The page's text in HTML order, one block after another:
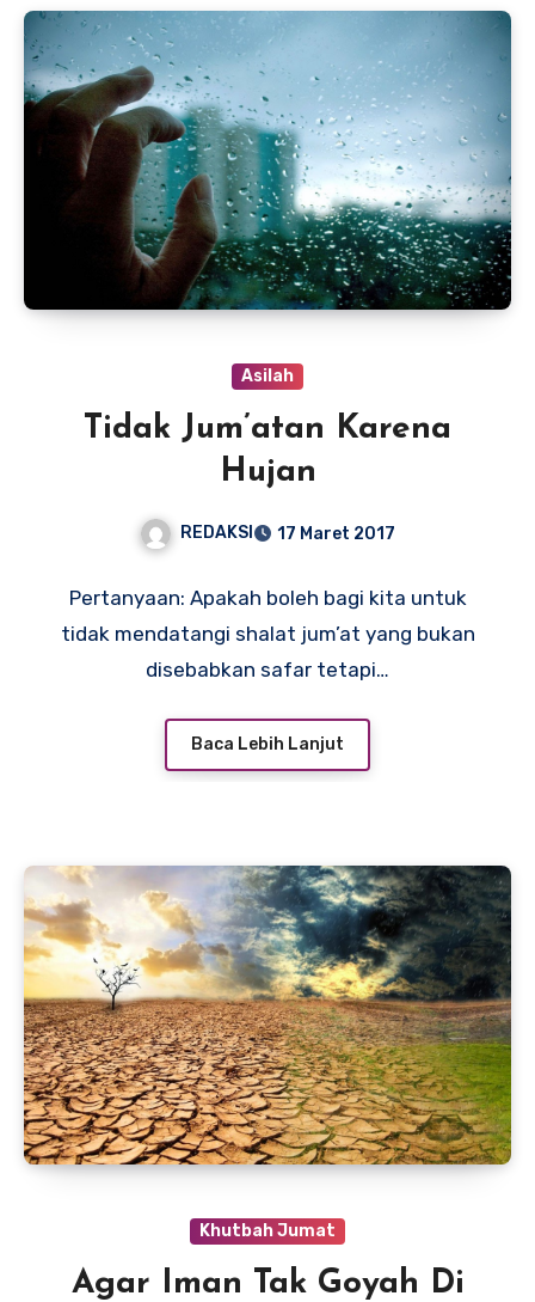
Asilah
Tidak Jum’atan Karena
Hujan
REDAKSI 17 Maret 2017
Pertanyaan: Apakah boleh bagi kita untuk
tidak mendatangi shalat jum’at yang bukan
disebabkan safar tetapi…
Baca Lebih Lanjut
Khutbah Jumat
Agar Iman Tak Goyah Di